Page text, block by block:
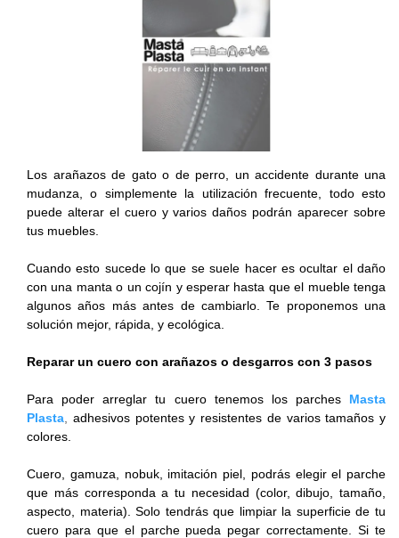
Los arañazos de gato o de perro, un accidente durante una
mudanza, o simplemente la utilización frecuente, todo esto
puede alterar el cuero y varios daños podrán aparecer sobre
tus muebles.
Cuando esto sucede lo que se suele hacer es ocultar el daño
con una manta o un cojín y esperar hasta que el mueble tenga
algunos años más antes de cambiarlo. Te proponemos una
solución mejor, rápida, y ecológica.
Reparar un cuero con arañazos o desgarros con 3 pasos
Para poder arreglar tu cuero tenemos los parches
Masta
Plasta
adhesivos potentes y resistentes de varios tamaños y
colores.
Cuero, gamuza, nobuk, imitación piel, podrás elegir el parche
que más corresponda a tu necesidad (color, dibujo, tamaño,
aspecto, materia). Solo tendrás que limpiar la superficie de tu
cuero para que el parche pueda pegar correctamente. Si te